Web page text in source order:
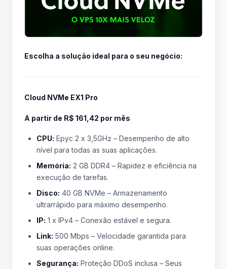
Escolha a solução ideal para o seu negócio:
Cloud NVMe EX1 Pro
A partir de R$ 161,42 por mês
CPU: Epyc 2 x 3,5GHz – Desempenho de alto
nível para todas as suas aplicações.
Memória: 2 GB DDR4 – Rapidez e eficiência na
execução de tarefas.
Disco: 40 GB NVMe – Armazenamento
ultrarrápido para máximo desempenho.
IP: 1 x IPv4 – Conexão estável e segura.
Link: 500 Mbps – Velocidade garantida para
suas operações online.
Segurança: Proteção DDoS inclusa – Seus